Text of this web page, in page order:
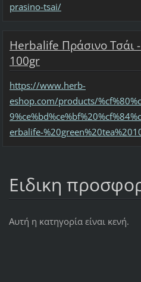
prasino-tsai/
Herbalife Πράσινο Τσάι
100gr
https://www.herb-
eshop.com/products/
erbalife-
Ειδικη
Αυτή η κατηγορία είναι κενή.